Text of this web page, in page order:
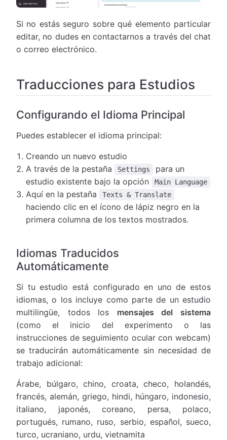
Si no estás seguro sobre qué elemento particular
editar, no dudes en contactarnos a través del chat
o correo electrónico.
Traducciones para Estudios
Configurando el Idioma Principal
Puedes establecer el idioma principal:
Creando un nuevo estudio
A través de la pestaña
Settings
para un
estudio existente bajo la opción
Main Language
Aquí en la pestaña Texts & Translate
haciendo clic en el ícono de lápiz negro en la
primera columna de los textos mostrados.
Idiomas Traducidos
Automáticamente
Si tu estudio está configurado en uno de estos
idiomas, o los incluye como parte de un estudio
multilingüe, todos los mensajes del sistema
(como el inicio del experimento o las
instrucciones de seguimiento ocular con webcam)
se traducirán automáticamente sin necesidad de
trabajo adicional:
Árabe, búlgaro, chino, croata, checo, holandés,
francés, alemán, griego, hindi, húngaro, indonesio,
italiano, japonés, coreano, persa, polaco,
portugués, rumano, ruso, serbio, español, sueco,
turco, ucraniano, urdu, vietnamita